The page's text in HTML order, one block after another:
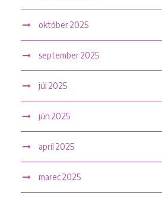
október 2025
september 2025
júl 2025
jún 2025
apríl 2025
marec 2025